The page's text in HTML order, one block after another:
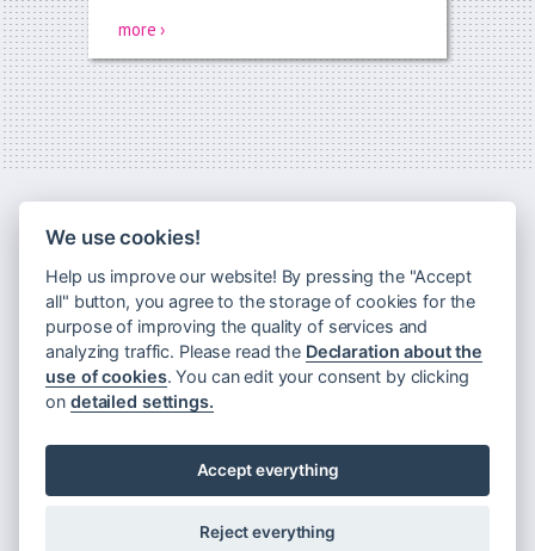
more ›
Museum Montanelli2009–2026.
Principles of processing personal data
Declaration about the use of cookies
We use cookies!
Help us improve our website! By pressing the "Accept
all" button, you agree to the storage of cookies for the
purpose of improving the quality of services and
analyzing traffic. Please read the Declaration about the
use of cookies. You can edit your consent by clicking
on detailed settings.
Accept everything
Reject everything